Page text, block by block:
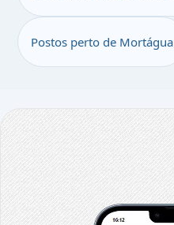
Postos perto de Mortágua